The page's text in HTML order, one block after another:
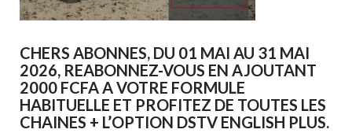
CHERS ABONNES, DU 01 MAI AU 31 MAI
2026, REABONNEZ-VOUS EN AJOUTANT
2000 FCFA A VOTRE FORMULE
HABITUELLE ET PROFITEZ DE TOUTES LES
CHAINES + L’OPTION DSTV ENGLISH PLUS.